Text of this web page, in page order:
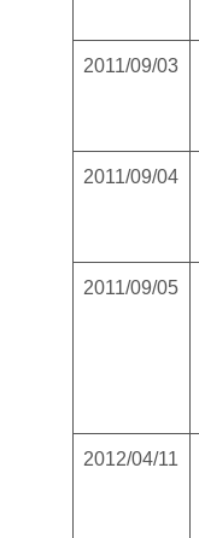
2011/09/03
2011/09/04
2011/09/05
2012/04/11